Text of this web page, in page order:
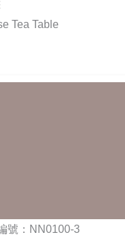
Tea Table
號：NN0100-3